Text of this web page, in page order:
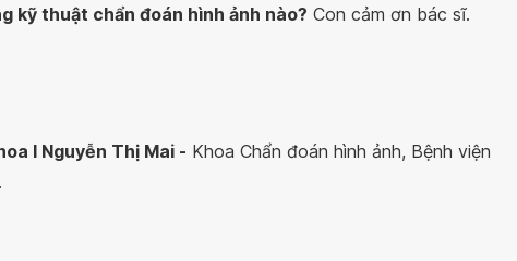
kỹ thuật chẩn đoán hình ảnh nào? Con cảm ơn bác sĩ.
I Nguyễn Thị Mai - Khoa Chẩn đoán hình ảnh, Bệnh viện